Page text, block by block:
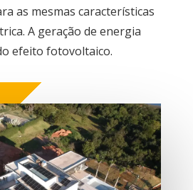
as mesmas características
A geração de energia
efeito fotovoltaico.